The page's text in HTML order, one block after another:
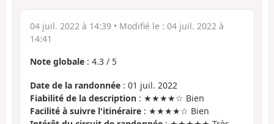
04 juil. 2022 à 14:39 • Modifié le : 04 juil. 2022 à
14:41
Note globale : 4.3 / 5
Date de la randonnée : 01 juil. 2022
Fiabilité de la description : ★★★★☆ Bien
Facilité à suivre l'itinéraire : ★★★★☆ Bien